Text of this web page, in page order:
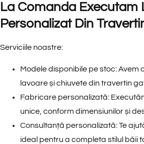
La Comanda Executam
Personalizat Din
Serviciile noastre:
Modele disponibile pe stoc: Avem
lavoare și chiuvete din travertin
Fabricare personalizată:
unice, conform dimensiunilor și
Consultanță personalizată: Te
ideal pentru a completa stilul băii